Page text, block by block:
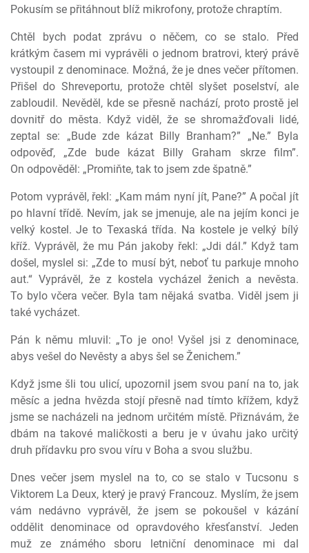
Pokusím se přitáhnout blíž mikrofony, protože chraptím.
Chtěl bych podat zprávu o něčem, co se stalo. Před
krátkým časem mi vyprávěli o jednom bratrovi, který právě
vystoupil z denominace. Možná, že je dnes večer přítomen.
Přišel do Shreveportu, protože chtěl slyšet poselství, ale
zabloudil. Nevěděl, kde se přesně nachází, proto prostě jel
dovnitř do města. Když viděl, že se shromažďovali lidé,
zeptal se: „Bude zde kázat Billy Branham?” „Ne.” Byla
odpověď, „Zde bude kázat Billy Graham skrze film”.
On odpověděl: „Promiňte, tak to jsem zde špatně.”
Potom vyprávěl, řekl: „Kam mám nyní jít, Pane?” A počal jít
po hlavní třídě. Nevím, jak se jmenuje, ale na jejím konci je
velký kostel. Je to Texaská třída. Na kostele je velký bílý
kříž. Vyprávěl, že mu Pán jakoby řekl: „Jdi dál.” Když tam
došel, myslel si: „Zde to musí být, neboť tu parkuje mnoho
aut.“ Vyprávěl, že z kostela vycházel ženich a nevěsta.
To bylo včera večer. Byla tam nějaká svatba. Viděl jsem ji
také vycházet.
Pán k němu mluvil: „To je ono! Vyšel jsi z denominace,
abys vešel do Nevěsty a abys šel se Ženichem.”
Když jsme šli tou ulicí, upozornil jsem svou paní na to, jak
měsíc a jedna hvězda stojí přesně nad tímto křížem, když
jsme se nacházeli na jednom určitém místě. Přiznávám, že
dbám na takové maličkosti a beru je v úvahu jako určitý
druh přídavku pro svou víru v Boha a svou službu.
Dnes večer jsem myslel na to, co se stalo v Tucsonu s
Viktorem La Deux, který je pravý Francouz. Myslím, že jsem
vám nedávno vyprávěl, že jsem se pokoušel v kázání
oddělit denominace od opravdového křesťanství. Jeden
muž ze známého sboru letniční denominace mi dal